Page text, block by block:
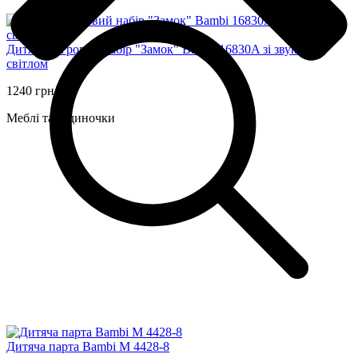
Дитячий ігровий набір "Замок" Bambi 16830A зі звуком та
світлом
1240 грн
Меблі та будиночки
Дитяча парта Bambi M 4428-8